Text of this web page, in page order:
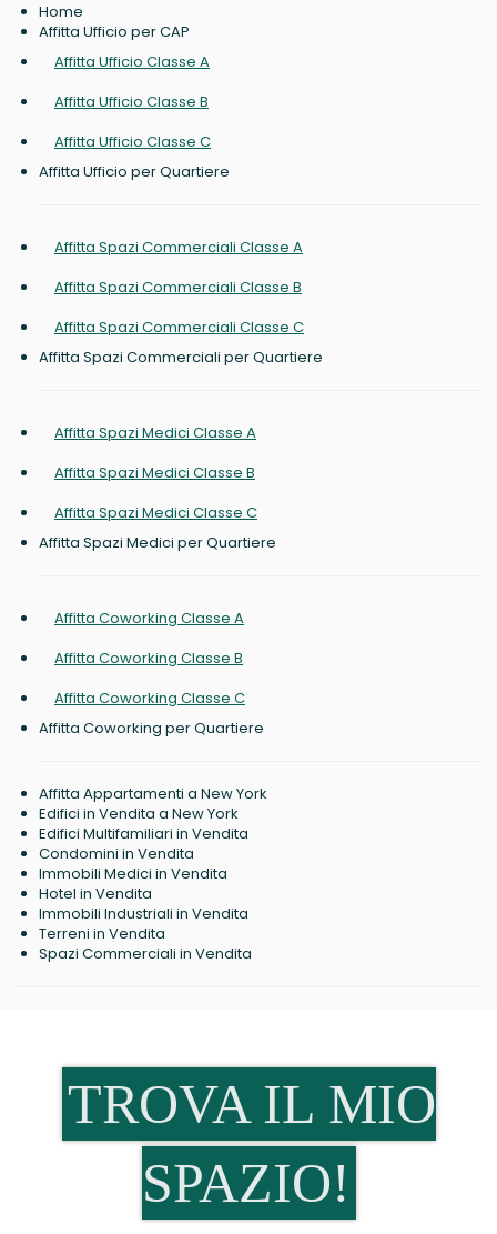
Home
Affitta Ufficio per CAP
Affitta Ufficio Classe A
Affitta Ufficio Classe B
Affitta Ufficio Classe C
Affitta Ufficio per Quartiere
Affitta Spazi Commerciali Classe A
Affitta Spazi Commerciali Classe B
Affitta Spazi Commerciali Classe C
Affitta Spazi Commerciali per Quartiere
Affitta Spazi Medici Classe A
Affitta Spazi Medici Classe B
Affitta Spazi Medici Classe C
Affitta Spazi Medici per Quartiere
Affitta Coworking Classe A
Affitta Coworking Classe B
Affitta Coworking Classe C
Affitta Coworking per Quartiere
Affitta Appartamenti a New York
Edifici in Vendita a New York
Edifici Multifamiliari in Vendita
Condomini in Vendita
Immobili Medici in Vendita
Hotel in Vendita
Immobili Industriali in Vendita
Terreni in Vendita
Spazi Commerciali in Vendita
TROVA IL MIO
SPAZIO!